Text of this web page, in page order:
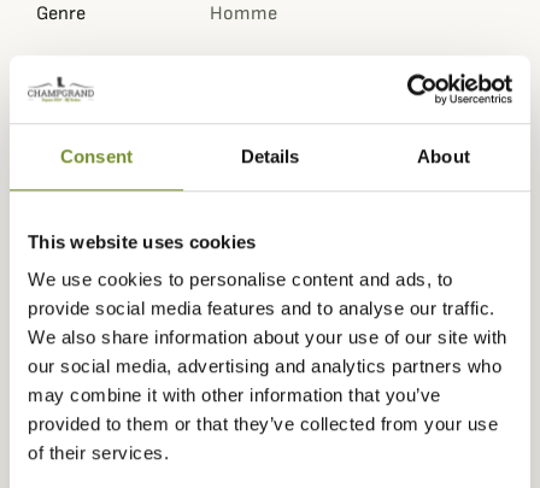
Consent Details About
This website uses cookies
We use cookies to personalise content and ads, to
provide social media features and to analyse our traffic.
We also share information about your use of our site with
our social media, advertising and analytics partners who
may combine it with other information that you’ve
provided to them or that they’ve collected from your use
of their services.
Genre Homme
Questions (FAQs)
Poser une question
Vous aimerez aussi